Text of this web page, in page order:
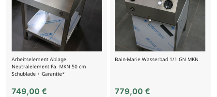
Arbeitselement Ablage
Neutralelement Fa. MKN 50 cm
Schublade + Garantie*
749,00 €
Bain-Marie Wasserbad 1/1 GN MKN
779,00€